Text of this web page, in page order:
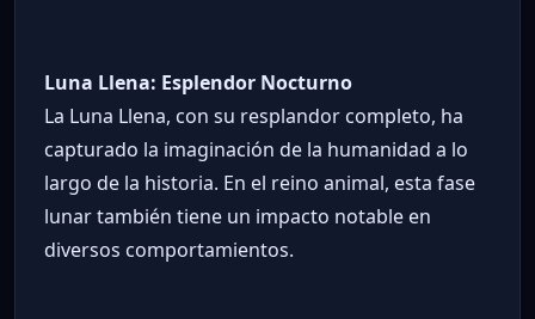
Luna Llena: Esplendor Nocturno
La Luna Llena, con su resplandor completo, ha
capturado la imaginación de la humanidad a lo
largo de la historia. En el reino animal, esta fase
lunar también tiene un impacto notable en
diversos comportamientos.